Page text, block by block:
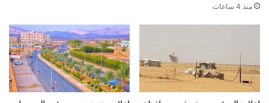
منذ 4 ساعات